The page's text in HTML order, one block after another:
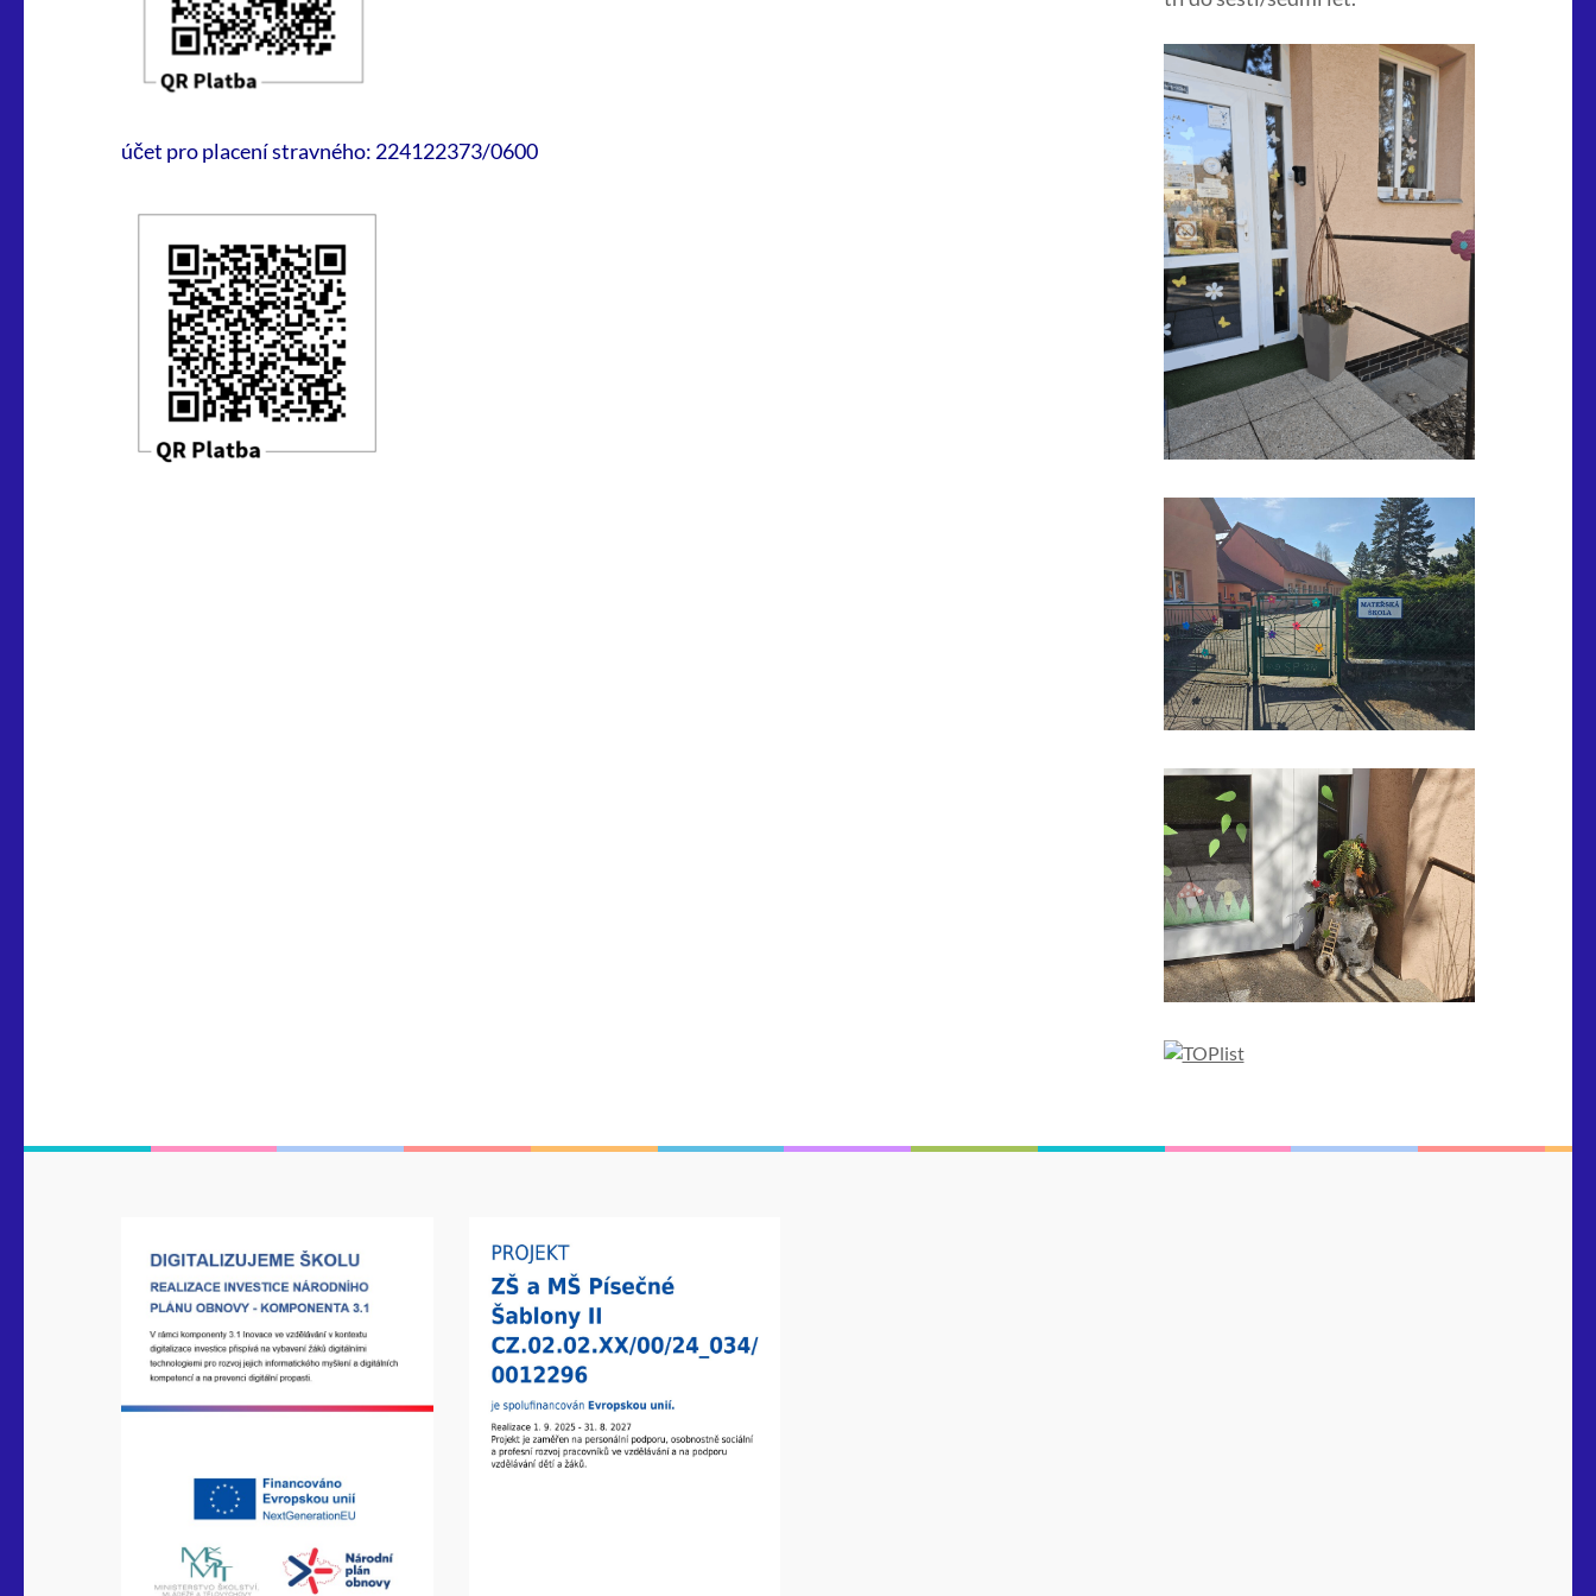
účet pro placení stravného: 224122373/0600